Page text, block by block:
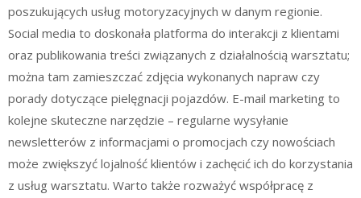
poszukujących usług motoryzacyjnych w danym regionie.
Social media to doskonała platforma do interakcji z klientami
oraz publikowania treści związanych z działalnością warsztatu;
można tam zamieszczać zdjęcia wykonanych napraw czy
porady dotyczące pielęgnacji pojazdów. E-mail marketing to
kolejne skuteczne narzędzie – regularne wysyłanie
newsletterów z informacjami o promocjach czy nowościach
może zwiększyć lojalność klientów i zachęcić ich do korzystania
z usług warsztatu. Warto także rozważyć współpracę z